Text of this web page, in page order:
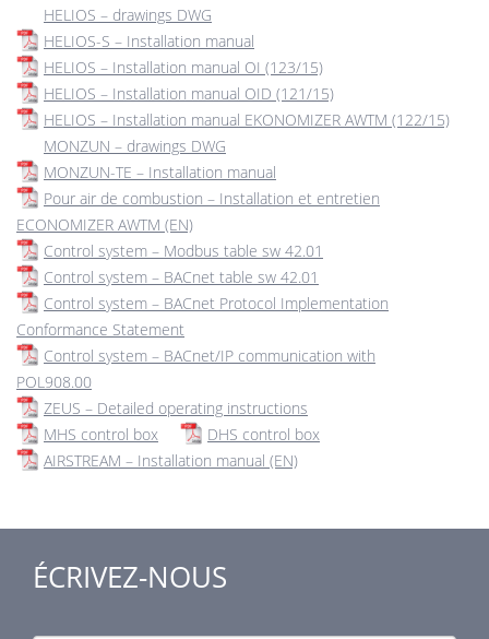
HELIOS – drawings DWG
HELIOS-S – Installation manual
HELIOS – Installation manual OI (123/15)
HELIOS – Installation manual OID (121/15)
HELIOS – Installation manual EKONOMIZER AWTM (122/15)
MONZUN – drawings DWG
MONZUN-TE – Installation manual
Pour air de combustion – Installation et entretien
ECONOMIZER AWTM (EN)
Control system – Modbus table sw 42.01
Control system – BACnet table sw 42.01
Control system – BACnet Protocol Implementation
Conformance Statement
Control system – BACnet/IP communication with
POL908.00
ZEUS – Detailed operating instructions
MHS control box
DHS control box
AIRSTREAM – Installation manual (EN)
ÉCRIVEZ-NOUS